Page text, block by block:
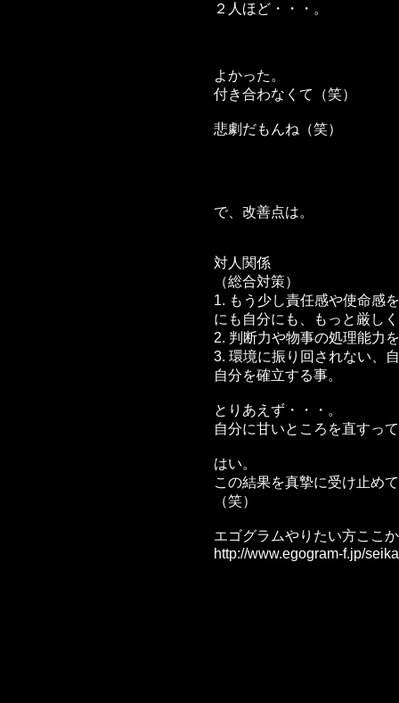
２人ほど・・・。
よかった。
付き合わなくて（笑）
悲劇だもんね（笑）
で、改善点は。
対人関係
（総合対策）
1. もう少し責任感や使命感
にも自分にも、もっと厳し
2. 判断力や物事の処理能力
3. 環境に振り回されない、
自分を確立する事。
とりあえず・・・。
自分に甘いところを直すっ
はい。
この結果を真摯に受け止め
（笑）
エゴグラムやりたい方ここ
http://www.egogram-f.jp/